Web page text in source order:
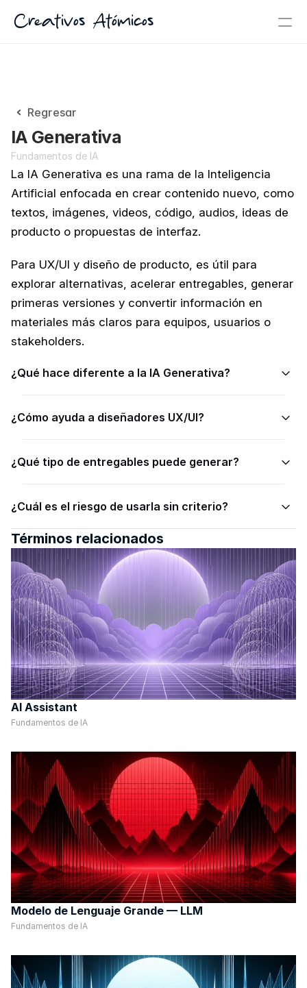
Creativos Atómicos
Regresar
IA Generativa
Fundamentos de IA
La IA Generativa es una rama de la Inteligencia
Artificial enfocada en crear contenido nuevo, como
textos, imágenes, videos, código, audios, ideas de
producto o propuestas de interfaz.
Para UX/UI y diseño de producto, es útil para
explorar alternativas, acelerar entregables, generar
primeras versiones y convertir información en
materiales más claros para equipos, usuarios o
stakeholders.
¿Qué hace diferente a la IA Generativa?
¿Cómo ayuda a diseñadores UX/UI?
¿Qué tipo de entregables puede generar?
¿Cuál es el riesgo de usarla sin criterio?
Términos relacionados
AI Assistant
Fundamentos de IA
Modelo de Lenguaje Grande — LLM
Fundamentos de IA